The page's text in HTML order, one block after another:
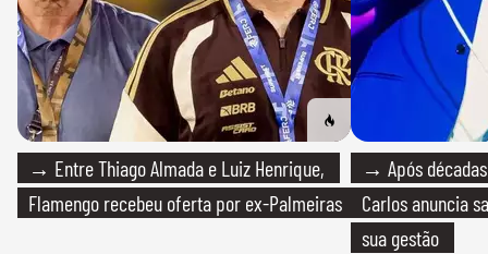
→ Entre Thiago Almada e Luiz Henrique,
Flamengo recebeu oferta por ex-Palmeiras
→ Após
Carlos anuncia
sua gestão